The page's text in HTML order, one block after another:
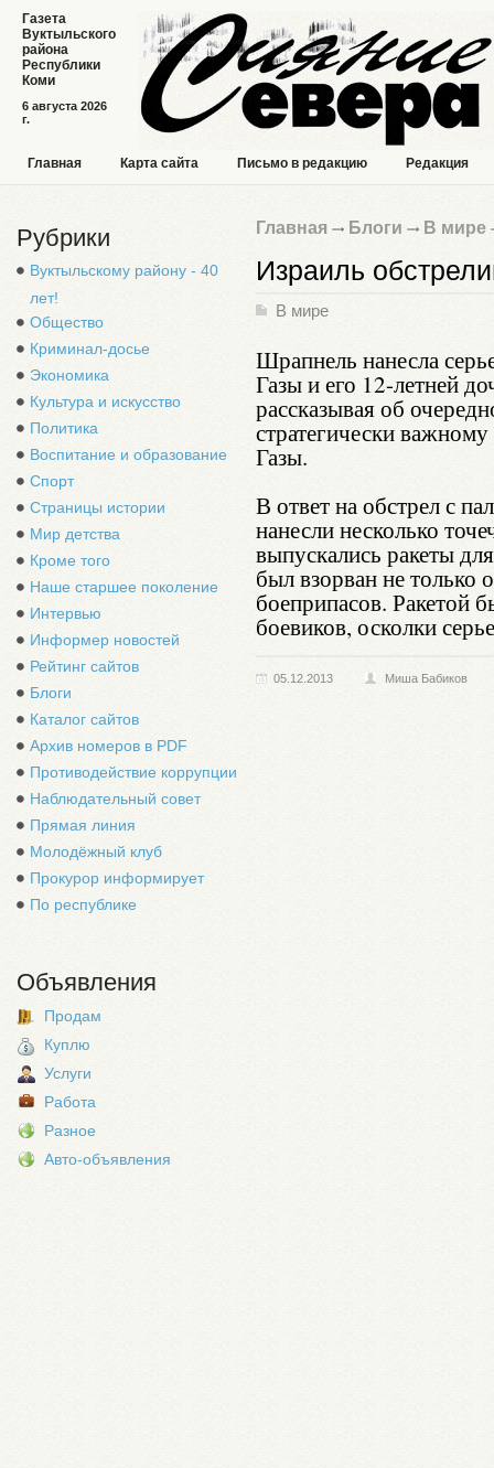
6 августа 2026
г.
Газета
Вуктыльского
района
Республики
Коми
Главная Карта сайта Письмо в редакцию Редакция
Рубрики
Вуктыльскому району - 40
лет!
Общество
Криминал-досье
Экономика
Культура и искусство
Политика
Воспитание и образование
Спорт
Страницы истории
Мир детства
Кроме того
Наше старшее поколение
Интервью
Информер новостей
Рейтинг сайтов
Блоги
Каталог сайтов
Архив номеров в PDF
Противодействие коррупции
Наблюдательный совет
Прямая линия
Молодёжный клуб
Прокурор информирует
По республике
Объявления
Продам
Куплю
Услуги
Работа
Разное
Авто-объявления
Главная Блоги В мире
Израиль
В мире
Шрапнель нанесла
Газы и его 12-летней
рассказывая об
стратегически
Газы.
В ответ на обстрел с
нанесли несколько
выпускались ракеты
был взорван не только
боеприпасов. Ракетой
боевиков, осколки
05.12.2013 Миша Бабиков